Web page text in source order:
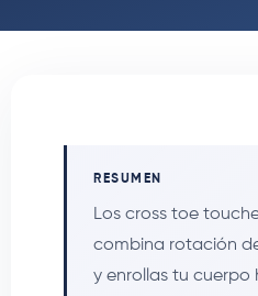
RESUMEN
Los cross toe
combina rotación
y enrollas tu